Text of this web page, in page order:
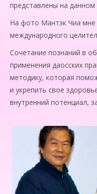
представлены на данном
На фото Мантэк Чиа мне
международного
Сочетание познаний в
применения даосских
методику, которая
и укрепить свое
внутренний потенциал,